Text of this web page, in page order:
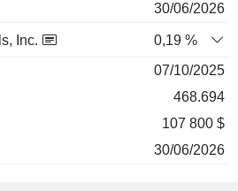
30/06/2026
Inc.
0,19 %
07/10/2025
468.694
107 800 $
30/06/2026